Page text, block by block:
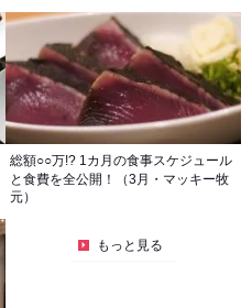
総額○○万!? 1カ月の食事スケジュール
と食費を全公開！（3月・マッキー牧
元）
もっと見る